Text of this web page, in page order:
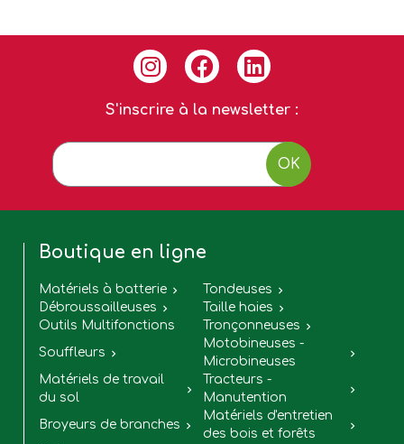
S'inscrire à la newsletter :
OK
Boutique en ligne
Matériels à batterie  Tondeuses 
Débroussailleuses  Taille haies 
Outils Multifonctions Tronçonneuses 
Souffleurs 
Motobineuses -
Microbineuses

Matériels de travail
du sol

Tracteurs -
Manutention

Broyeurs de branches 
Matériels d'entretien
des bois et forêts
